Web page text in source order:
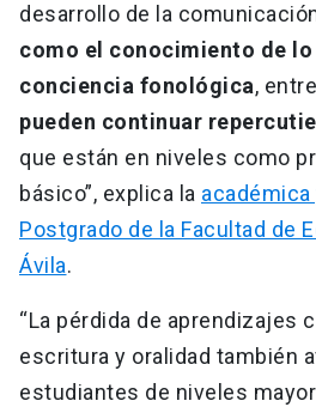
desarrollo de la
como el conocimiento de lo
conciencia fonológica,
pueden continuar
que están en niveles como
básico”, explica la
Postgrado de la Facultad de
Ávila.
“La pérdida de aprendizajes
escritura y oralidad también
estudiantes de niveles